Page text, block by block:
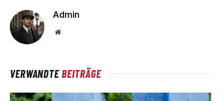
Admin
Website
VERWANDTEBEITRÄGE